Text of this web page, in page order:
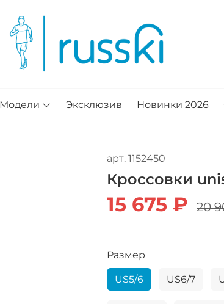
Модели Эксклюзив Новинки 2026
арт. 1152450
Кроссовки
15 675 ₽ 20
Размер
US5/6 US6/7